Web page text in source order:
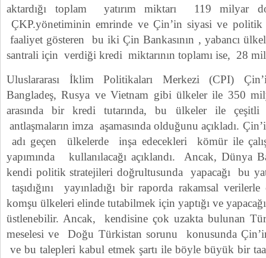
aktardığı toplam yatırım miktarı 119 milyar
ÇKP.yönetiminin emrinde ve Çin’in siyasi ve politik
faaliyet gösteren bu iki Çin Bankasının , yabancı
santrali için verdiği kredi miktarının toplamı ise, 28
Uluslararası İklim Politikaları Merkezi (CPI)
Bangladeş, Rusya ve Vietnam gibi ülkeler ile 350
arasında bir kredi tutarında, bu ülkeler ile çeşitli
antlaşmaların imza aşamasında olduğunu açıkladı.
adı geçen ülkelerde inşa edecekleri kömür ile
yapımında kullanılacağı açıklandı. Ancak, Dünya
kendi politik stratejileri doğrultusunda yapacağı bu
taşıdığını yayınladığı bir raporda rakamsal
komşu ülkeleri elinde tutabilmek için yaptığı ve
üstlenebilir. Ancak, kendisine çok uzakta bulunan
meselesi ve Doğu Türkistan sorunu konusunda
ve bu talepleri kabul etmek şartı ile böyle büyük bir